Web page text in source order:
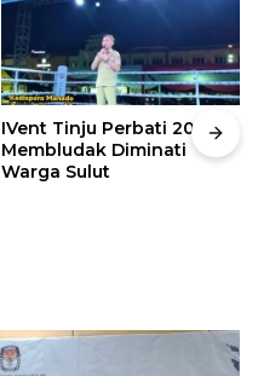
IVent Tinju Perbati 2026
Membludak Diminati
Warga Sulut